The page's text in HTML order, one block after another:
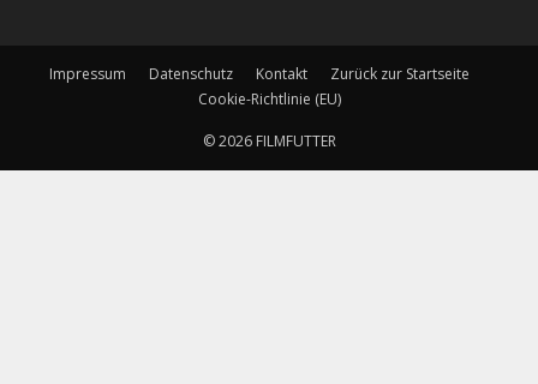
Impressum Datenschutz Kontakt
Zurück zur Startseite
Cookie-Richtlinie (EU)
© 2026 FILMFUTTER